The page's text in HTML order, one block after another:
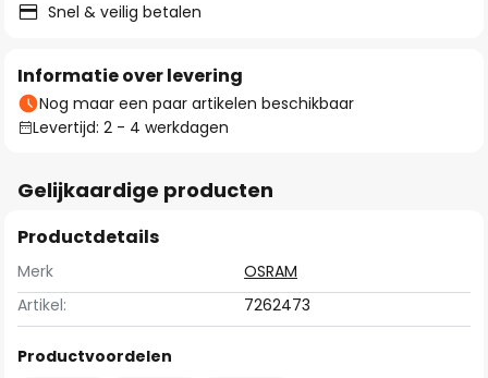
Snel & veilig betalen
Informatie over levering
Nog maar een paar artikelen beschikbaar
Levertijd: 2 - 4 werkdagen
Gelijkaardige producten
Productdetails
Merk
OSRAM
Artikel:
7262473
Productvoordelen